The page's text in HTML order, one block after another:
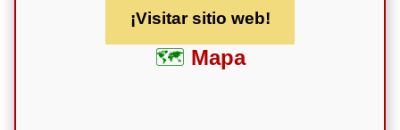
¡Visitar sitio web!
Mapa